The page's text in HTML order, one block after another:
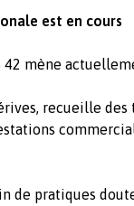
est en cours
42 mène
recueille
de pratiques